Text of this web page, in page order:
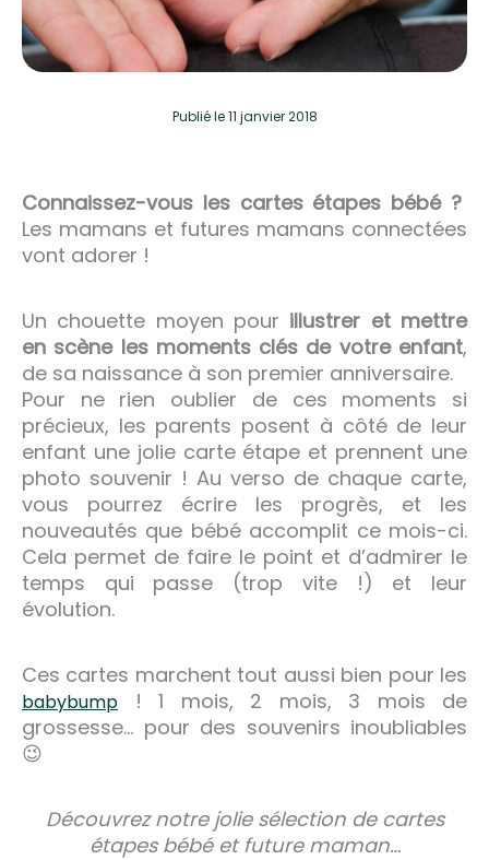
Publiéle 11 janvier 2018
Connaissez-vous les cartes étapes bébé ?
Les mamans et futures mamans connectées
vont adorer !
Un chouette moyen pour illustrer et mettre
en scène les moments clés de votre enfant,
de sa naissance à son premier anniversaire.
Pour ne rien oublier de ces moments si
précieux, les parents posent à côté de leur
enfant une jolie carte étape et prennent une
photo souvenir ! Au verso de chaque carte,
vous pourrez écrire les progrès, et les
nouveautés que bébé accomplit ce mois-ci.
Cela permet de faire le point et d’admirer le
temps qui passe (trop vite !) et leur
évolution.
Ces cartes marchent tout aussi bien pour les
babybump ! 1 mois, 2 mois, 3 mois de
grossesse… pour des souvenirs inoubliables
😉
Découvrez notre jolie sélection de cartes
étapes bébé et future maman…